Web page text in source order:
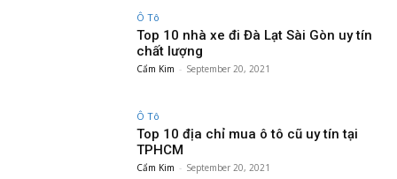
Ô Tô
Top 10 nhà xe đi Đà Lạt Sài Gòn uy tín
chất lượng
Cẩm Kim - September 20, 2021
Ô Tô
Top 10 địa chỉ mua ô tô cũ uy tín tại
TPHCM
Cẩm Kim - September 20, 2021